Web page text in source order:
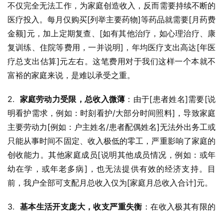
不仅完全无法工作，为家庭创造收入，反而需要持续不断的
医疗投入。每月仅购买[列举主要药物]等药品就需要[月药费
金额]元，加上定期复查、[如有其他治疗，如心理治疗、康
复训练、住院等费用，一并说明]，年均医疗支出高达[年医
疗总支出估算]元左右。这笔费用对于我们这样一个本就不
富裕的家庭来说，是难以承受之重。
2. 家庭劳动力受限，总收入微薄 ：由于[患者姓名]需要[说
明看护需求，例如：时刻看护/大部分时间照料]，导致家庭
主要劳动力[例如：户主姓名/患者配偶姓名]无法外出务工或
只能从事时间不固定、收入极低的零工，严重影响了家庭的
创收能力。其他家庭成员[说明其他成员情况，例如：或年
幼在学，或年老多病]，也无法提供有效的经济支持。目
前，我户全部可支配月总收入仅为[家庭月总收入合计]元。
3. 基本生活开支庞大，收支严重失衡 ：在收入极其有限的